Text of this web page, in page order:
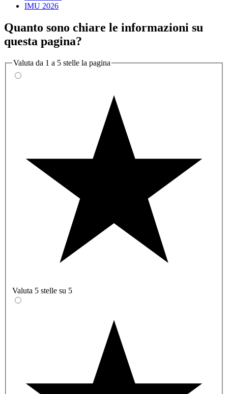
IMU 2026
Quanto sono chiare le informazioni su
questa pagina?
Valuta da 1 a 5 stelle la pagina
Valuta 5 stelle su 5